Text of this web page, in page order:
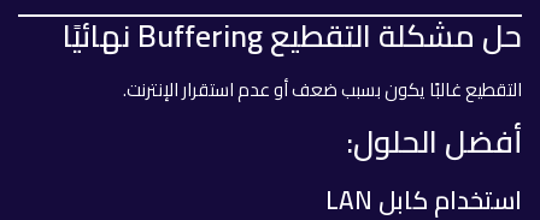
حل مشكلة التقطيع Buffering نهائيًا
التقطيع غالبًا يكون بسبب ضعف أو عدم استقرار الإنترنت.
أفضل الحلول:
استخدام كابل LAN